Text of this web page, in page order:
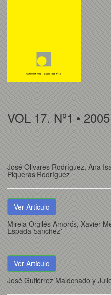
VOL 17. Nº1 • 2005
José Olivares Rodríguez, Ana
Piqueras Rodríguez
Ver Artículo
Mireia Orgilés Amorós, Xavier
Espada Sánchez*
Ver Artículo
José Gutiérrez Maldonado y